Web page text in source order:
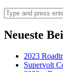
Search
Neueste
2023
Supervolt